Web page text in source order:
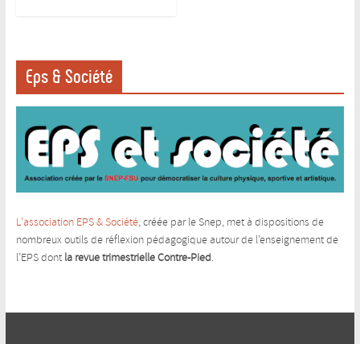
Eps & Société
L’association EPS & Société, créée par le Snep, met à dispositions de
nombreux outils de réflexion pédagogique autour de l’enseignement de
l’EPS dont la revue trimestrielle Contre-Pied.